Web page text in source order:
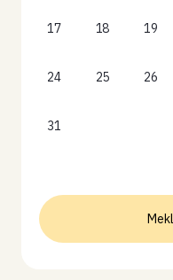
17 18 19
24 25 26
31